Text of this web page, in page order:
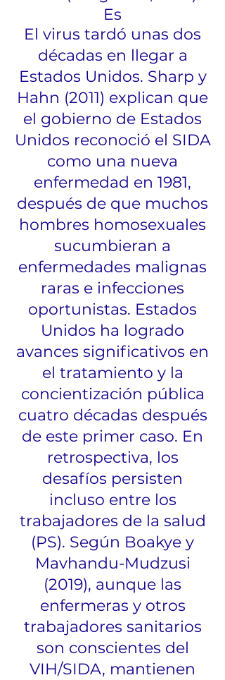
Es
El virus tardó unas dos
décadas en llegar a
Estados Unidos. Sharp y
Hahn (2011) explican que
el gobierno de Estados
Unidos reconoció el SIDA
como una nueva
enfermedad en 1981,
después de que muchos
hombres homosexuales
sucumbieran a
enfermedades malignas
raras e infecciones
oportunistas. Estados
Unidos ha logrado
avances significativos en
el tratamiento y la
concientización pública
cuatro décadas después
de este primer caso. En
retrospectiva, los
desafíos persisten
incluso entre los
trabajadores de la salud
(PS). Según Boakye y
Mavhandu-Mudzusi
(2019), aunque las
enfermeras y otros
trabajadores sanitarios
son conscientes del
VIH/SIDA, mantienen